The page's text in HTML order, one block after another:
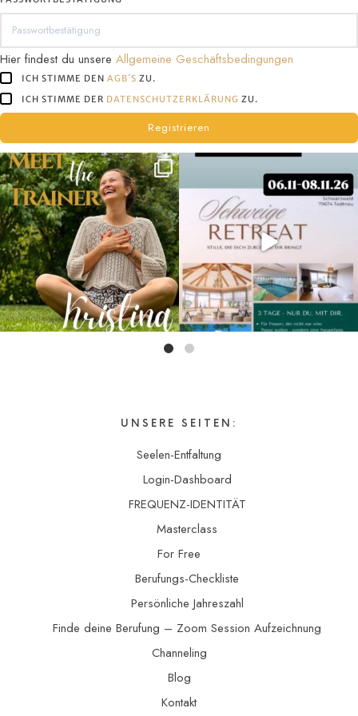
tun
Hier findest du unsere Allgemeine Geschäftsbedingungen
ICH STIMME DEN AGB´S ZU.
ICH STIMME DER DATENSCHUTZERKLÄRUNG ZU.
Registrieren
UNSERE SEITEN:
Seelen-Entfaltung
Login-Dashboard
FREQUENZ-IDENTITÄT
Masterclass
For Free
Berufungs-Checkliste
Persönliche Jahreszahl
Finde deine Berufung – Zoom Session Aufzeichnung
Channeling
Blog
Kontakt